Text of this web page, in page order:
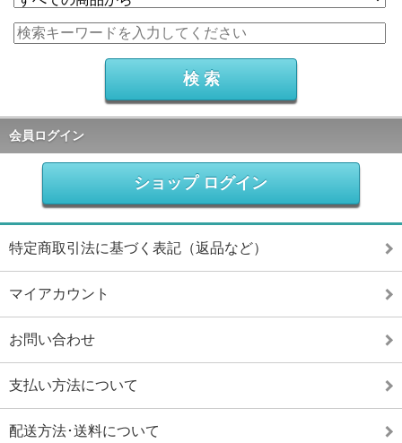
会員ログイン
ショップ ログイン
特定商取引法に基づく表記（返品など）
マイアカウント
お問い合わせ
支払い方法について
配送方法･送料について